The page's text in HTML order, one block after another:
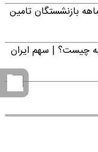
بازنشستگان تامین
چیست؟ | سهم ایران